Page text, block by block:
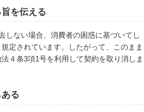
を伝える
しない場合、消費者の困惑に基づいてし
定されています。したがって、このまま
４条3項1号を利用して契約を取り消しま
る